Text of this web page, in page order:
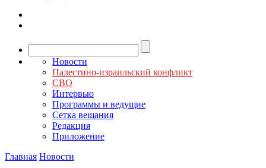
Новости
Палестино-израильский конфликт
СВО
Интервью
Программы и ведущие
Сетка вещания
Редакция
Приложение
Главная Новости